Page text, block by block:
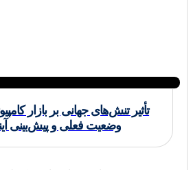
تأثیر تنش‌های جهانی بر بازار
وضعیت فعلی و پیش‌بینی